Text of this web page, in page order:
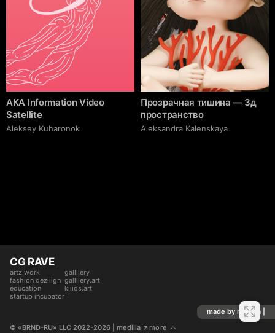
AKA Information Video
Satellite
Aleksey Kuharonok
Прозрачная тишина — 3д
пространство
Aleksandra Kalenskaya
CG RAVE
artz work
fashion deziiign
education
startup incubator
gallllery
gallllery.art
kiiids.art
made by mediiia |
© «BRND-RU» LLC 2022-2026 | mediiia ↗more